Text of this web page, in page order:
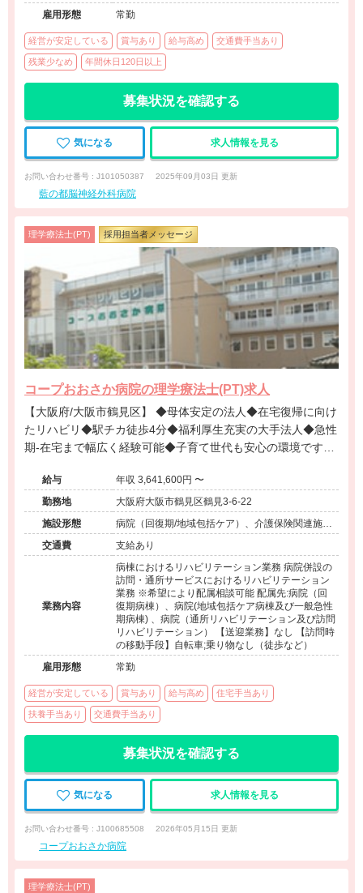
雇用形態
常勤
経営が安定している 賞与あり 給与高め 交通費手当あり
残業少なめ 年間休日120日以上
募集状況を確認する
気になる 求人情報を見る
お問い合わせ番号 : J101050387 2025年09月03日 更新
藍の都脳神経外科病院
理学療法士(PT) 採用担当者メッセージ
コープおおさか病院の理学療法士(PT)求人
【大阪府/大阪市鶴見区】 ◆母体安定の法人◆在宅復帰に向け
たリハビリ◆駅チカ徒歩4分◆福利厚生充実の大手法人◆急性
期‐在宅まで幅広く経験可能◆子育て世代も安心の環境です！
大阪市鶴見区
給与
年収 3,641,600円 〜
勤務地
大阪府大阪市鶴見区鶴見3-6-22
施設形態
病院（回復期/地域包括ケア）、介護保険関連施設
（デイケア/訪問看護・リハ）
交通費 支給あり
業務内容
病棟におけるリハビリテーション業務 病院併設の
訪問・通所サービスにおけるリハビリテーション
業務 ※希望により配属相談可能 配属先:病院（回
復期病棟）、病院(地域包括ケア病棟及び一般急性
期病棟) 、病院（通所リハビリテーション及び訪問
リハビリテーション） 【送迎業務】なし 【訪問時
の移動手段】自転車;乗り物なし（徒歩など）
雇用形態
常勤
経営が安定している 賞与あり 給与高め 住宅手当あり
扶養手当あり 交通費手当あり
募集状況を確認する
気になる 求人情報を見る
お問い合わせ番号 : J100685508 2026年05月15日 更新
コープおおさか病院
理学療法士(PT)